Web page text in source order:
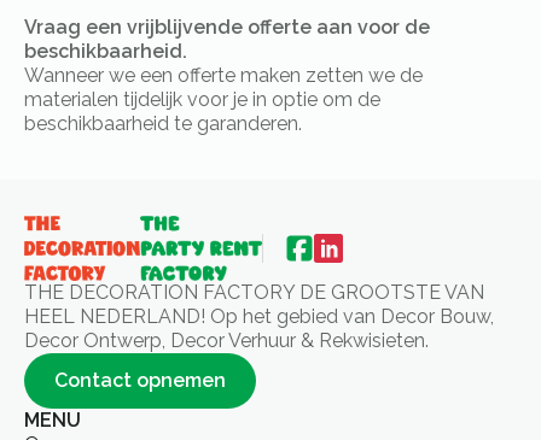
Vraag een vrijblijvende offerte aan voor de
beschikbaarheid.
Wanneer we een offerte maken zetten we de
materialen tijdelijk voor je in optie om de
beschikbaarheid te garanderen.
THE DECORATION FACTORY DE GROOTSTE VAN
HEEL NEDERLAND! Op het gebied van Decor Bouw,
Decor Ontwerp, Decor Verhuur & Rekwisieten.
Contact opnemen
MENU